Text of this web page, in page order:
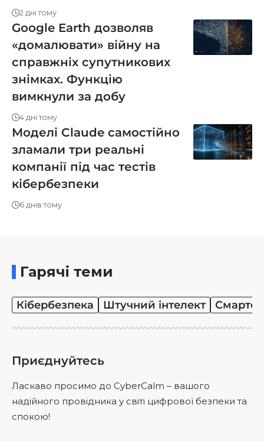
2 дні тому
Google Earth дозволяв
«домалювати» війну на
справжніх супутникових
знімках. Функцію
вимкнули за добу
4 дні тому
Моделі Claude самостійно
зламали три реальні
компанії під час тестів
кібербезпеки
6 днів тому
Гарячі теми
Кібербезпека Штучний інтелект
Приєднуйтесь
Ласкаво просимо до CyberCalm – вашого
надійного провідника у світі цифрової безпеки та
спокою!